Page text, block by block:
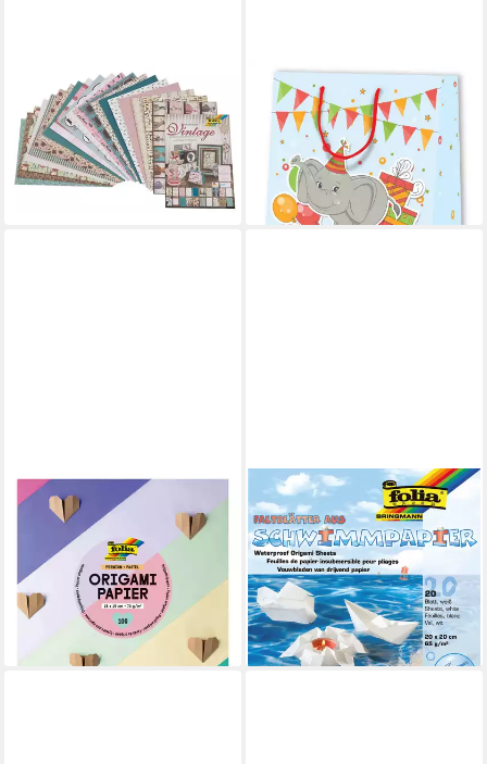
Motivpapier Vintage II,
Motivpapier
14,59 €
(14,59 €/ 1 qm)
lieferbar - in 4-5 Werktagen bei dir
DUNI
Geschenkpapier Duni
Geschenktüte Animal
Company 26 x 32 cm
3,14 €
lieferbar - in 3-4 Werktagen bei dir
FOLIA
Motivpapier Pastell, 70 g/m2,
100 Blatt
5,39 €
(5,39 €/ 1 qm)
lieferbar - in 4-5 Werktagen bei dir
FOLIA
Motivpapier Origamipapier
Wasserfest, 20x20cm, 20
Blatt
ab 6,10 € UVP7,49 €
-19%
leider ausverkauft